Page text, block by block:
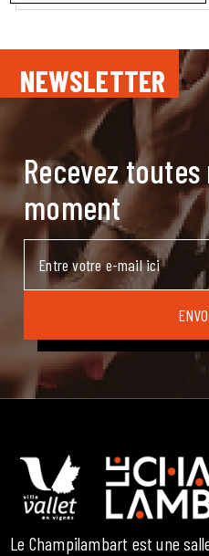
NEWSLETTER
Recevez
moment
Le Champilambart est une